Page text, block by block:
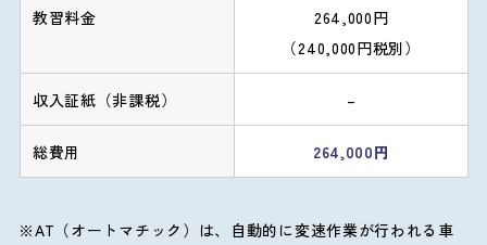
264,000円
（240,000円税別）
–
264,000円
AT（オートマチック）は、自動的に変速作業が行われる車